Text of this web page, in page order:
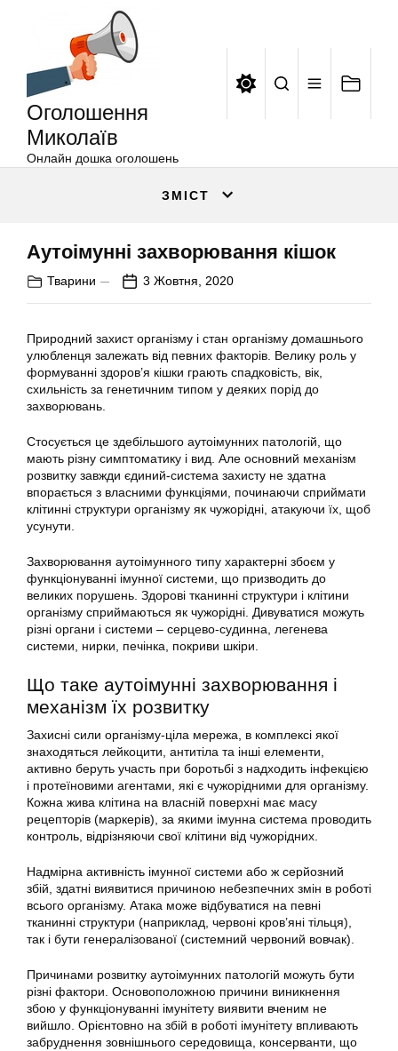
Оголошення
Миколаїв
Онлайн дошка оголошень
ЗМІСТ
Аутоімунні захворювання кішок
Тварини 3 Жовтня, 2020
Природний захист організму і стан організму домашнього
улюбленця залежать від певних факторів. Велику роль у
формуванні здоров’я кішки грають спадковість, вік,
схильність за генетичним типом у деяких порід до
захворювань.
Стосується це здебільшого аутоімунних патологій, що
мають різну симптоматику і вид. Але основний механізм
розвитку завжди єдиний-система захисту не здатна
впорається з власними функціями, починаючи сприймати
клітинні структури організму як чужорідні, атакуючи їх, щоб
усунути.
Захворювання аутоімунного типу характерні збоєм у
функціонуванні імунної системи, що призводить до
великих порушень. Здорові тканинні структури і клітини
організму сприймаються як чужорідні. Дивуватися можуть
різні органи і системи – серцево-судинна, легенева
системи, нирки, печінка, покриви шкіри.
Що таке аутоімунні захворювання і
механізм їх розвитку
Захисні сили організму-ціла мережа, в комплексі якої
знаходяться лейкоцити, антитіла та інші елементи,
активно беруть участь при боротьбі з надходить інфекцією
і протеїновими агентами, які є чужорідними для організму.
Кожна жива клітина на власній поверхні має масу
рецепторів (маркерів), за якими імунна система проводить
контроль, відрізняючи свої клітини від чужорідних.
Надмірна активність імунної системи або ж серйозний
збій, здатні виявитися причиною небезпечних змін в роботі
всього організму. Атака може відбуватися на певні
тканинні структури (наприклад, червоні кров’яні тільця),
так і бути генералізованої (системний червоний вовчак).
Причинами розвитку аутоімунних патологій можуть бути
різні фактори. Основоположною причини виникнення
збою у функціонуванні імунітету виявити вченим не
вийшло. Орієнтовно на збій в роботі імунітету впливають
забруднення зовнішнього середовища, консерванти, що